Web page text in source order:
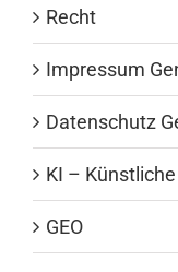
Recht
Impressum
Datenschutz
KI –
GEO